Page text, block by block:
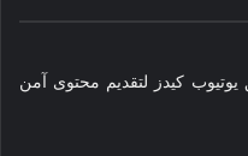
كيدز لتقديم محتوى آمن